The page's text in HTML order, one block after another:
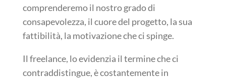
comprenderemo il nostro grado di
consapevolezza, il cuore del progetto, la sua
fattibilità, la motivazione che ci spinge.
Il freelance, lo evidenzia il termine che ci
contraddistingue, è costantemente in